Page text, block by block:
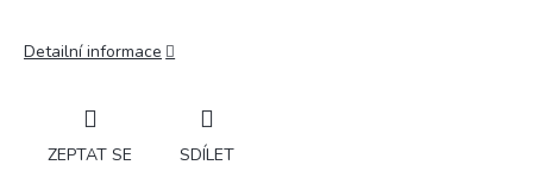
Detailní informace
ZEPTAT SE SDÍLET